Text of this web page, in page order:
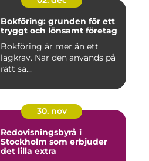
Bokföring: grunden för ett
tryggt och lönsamt företag
Bokföring är mer än ett
lagkrav. När den används på
rätt sä...
30. nov
Redovisningsbyrå i
Stockholm som erbjuder
det lilla extra